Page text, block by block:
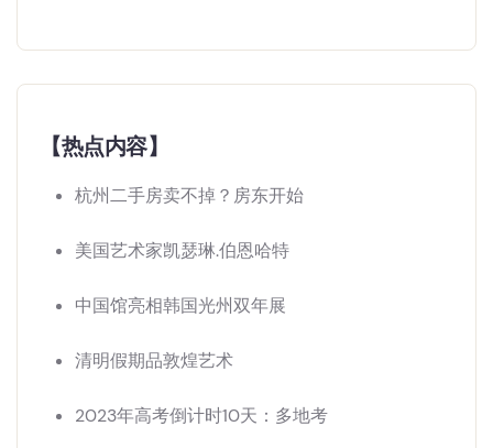
【热点内容】
杭州二手房卖不掉？房东开始
美国艺术家凯瑟琳.伯恩哈特
中国馆亮相韩国光州双年展
清明假期品敦煌艺术
2023年高考倒计时10天：多地考